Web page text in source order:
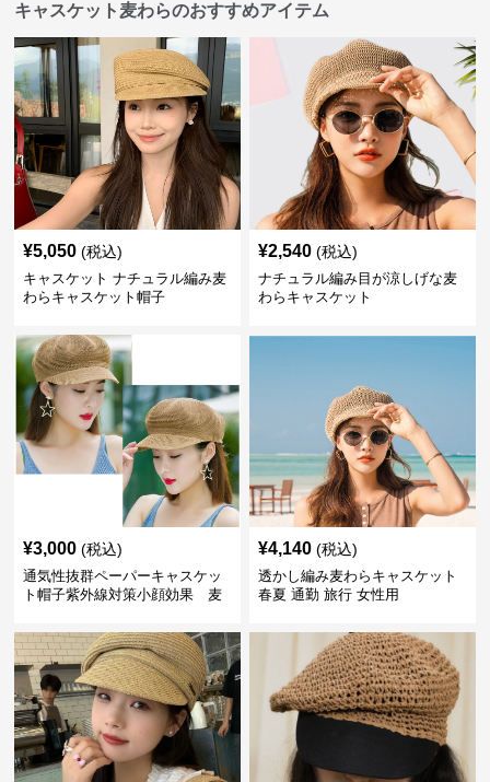
キャスケット麦わらのおすすめアイテム
¥5,050 (税込)
キャスケット ナチュラル編み麦
わらキャスケット帽子
¥2,540 (税込)
ナチュラル編み目が涼しげな麦
わらキャスケット
¥3,000 (税込)
通気性抜群ペーパーキャスケッ
ト帽子紫外線対策小顔効果 麦
¥4,140 (税込)
透かし編み麦わらキャスケット
春夏 通勤 旅行 女性用